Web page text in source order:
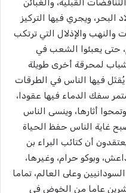
القبلية، والغبائن
البحر، ويجري فيها التركيز
والنهب والإذلال التي ترتكب
حتى يعبئوا الشعب في
لمحرقة أخرى طويلة
فيها الناس في الطرقات
سفك الدماء فيها عقودا،
أثارها، وينسى الناس
غاية الناس حفظ الحياة
أن كتائب البراء بن
وبوكو حرام، وغيرها،
وعلى العالم، تماما
عاما من الخوض في